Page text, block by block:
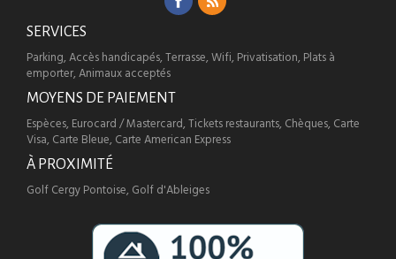
SERVICES
Parking, Accès handicapés, Terrasse, Wifi, Privatisation, Plats à
emporter, Animaux acceptés
MOYENS DE PAIEMENT
Espèces, Eurocard / Mastercard, Tickets restaurants, Chèques, Carte
Visa, Carte Bleue, Carte American Express
À PROXIMITÉ
Golf Cergy Pontoise, Golf d'Ableiges